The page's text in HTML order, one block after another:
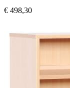
€ 498,30